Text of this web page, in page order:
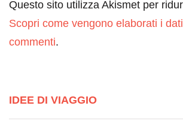
Questo sito utilizza Akismet per
Scopri come vengono elaborati i
commenti.
IDEE DI VIAGGIO